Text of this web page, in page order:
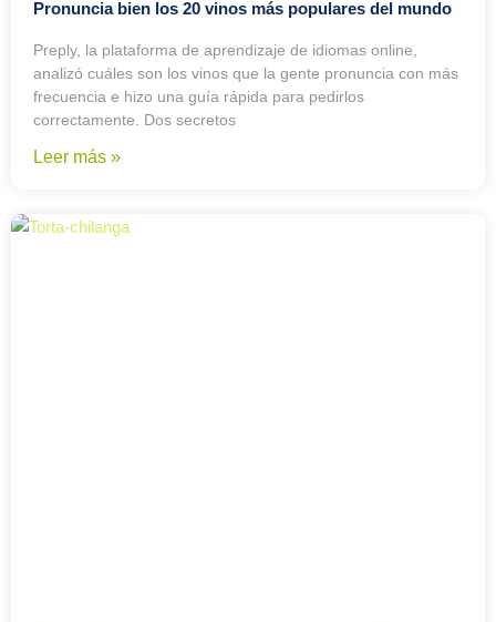
Pronuncia bien los 20 vinos más populares del mundo
Preply, la plataforma de aprendizaje de idiomas online,
analizó cuáles son los vinos que la gente pronuncia con más
frecuencia e hizo una guía rápida para pedirlos
correctamente. Dos secretos
Leer más »